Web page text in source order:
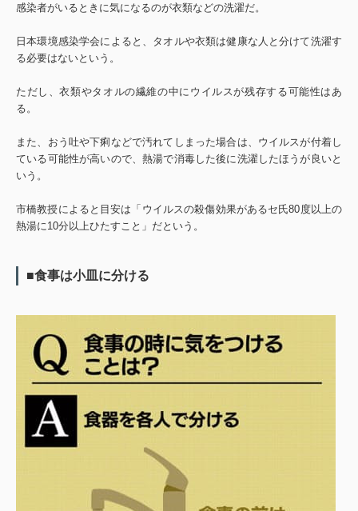
感染者がいるときに気になるのが衣類などの洗濯だ。
日本環境感染学会によると、タオルや衣類は健康な人と分けて洗濯す
る必要はないという。
ただし、衣類やタオルの繊維の中にウイルスが残存する可能性はあ
る。
また、おう吐や下痢などで汚れてしまった場合は、ウイルスが付着し
ている可能性が高いので、熱湯で消毒した後に洗濯したほうが良いと
いう。
市橋教授によると目安は「ウイルスの殺傷効果があるセ氏80度以上の
熱湯に10分以上ひたすこと」だという。
■食事は小皿に分ける